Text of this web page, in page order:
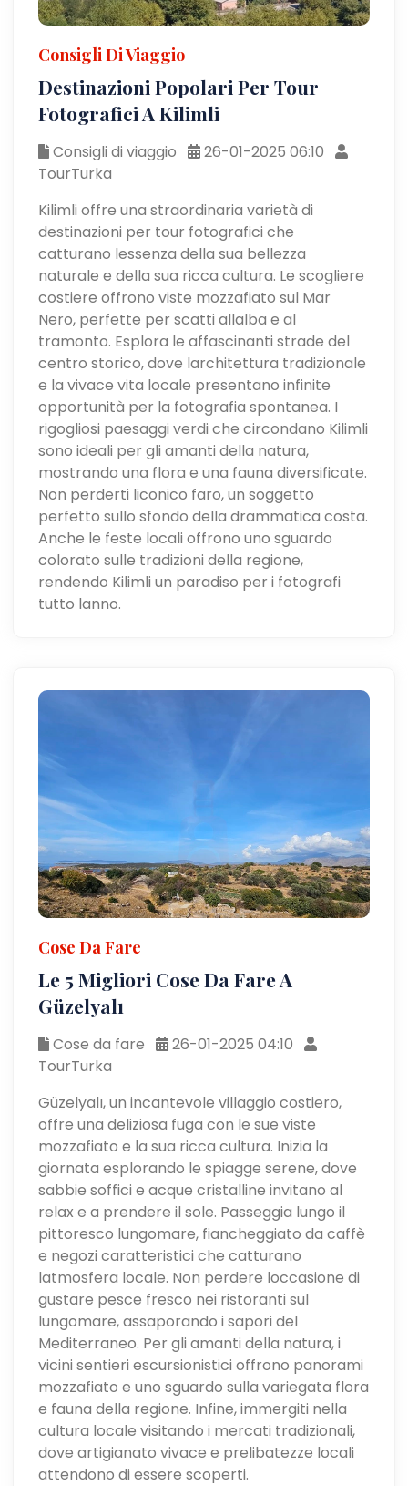
Consigli Di Viaggio
Destinazioni Popolari Per Tour
Fotografici A Kilimli
Consigli di viaggio
26-01-2025 06:10
TourTurka
Kilimli offre una straordinaria varietà di
destinazioni per tour fotografici che
catturano lessenza della sua bellezza
naturale e della sua ricca cultura. Le scogliere
costiere offrono viste mozzafiato sul Mar
Nero, perfette per scatti allalba e al
tramonto. Esplora le affascinanti strade del
centro storico, dove larchitettura tradizionale
e la vivace vita locale presentano infinite
opportunità per la fotografia spontanea. I
rigogliosi paesaggi verdi che circondano Kilimli
sono ideali per gli amanti della natura,
mostrando una flora e una fauna diversificate.
Non perderti liconico faro, un soggetto
perfetto sullo sfondo della drammatica costa.
Anche le feste locali offrono uno sguardo
colorato sulle tradizioni della regione,
rendendo Kilimli un paradiso per i fotografi
tutto lanno.
Cose Da Fare
Le 5 Migliori Cose Da Fare A
Güzelyalı
Cose da fare
26-01-2025 04:10
TourTurka
Güzelyalı, un incantevole villaggio costiero,
offre una deliziosa fuga con le sue viste
mozzafiato e la sua ricca cultura. Inizia la
giornata esplorando le spiagge serene, dove
sabbie soffici e acque cristalline invitano al
relax e a prendere il sole. Passeggia lungo il
pittoresco lungomare, fiancheggiato da caffè
e negozi caratteristici che catturano
latmosfera locale. Non perdere loccasione di
gustare pesce fresco nei ristoranti sul
lungomare, assaporando i sapori del
Mediterraneo. Per gli amanti della natura, i
vicini sentieri escursionistici offrono panorami
mozzafiato e uno sguardo sulla variegata flora
e fauna della regione. Infine, immergiti nella
cultura locale visitando i mercati tradizionali,
dove artigianato vivace e prelibatezze locali
attendono di essere scoperti.